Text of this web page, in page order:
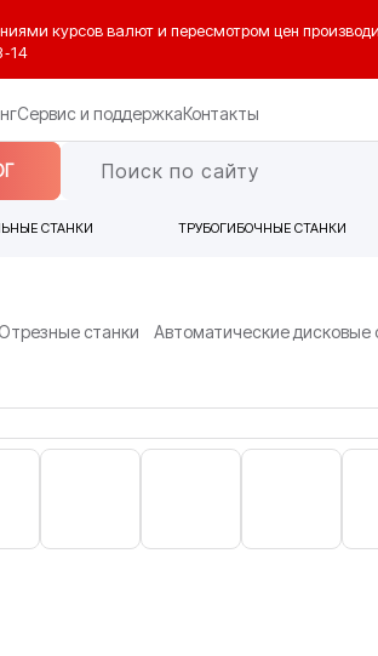
курсов валют и пересмотром цен
Сервис и поддержкаКонтакты
СТАНКИ ТРУБОГИБОЧНЫЕ СТАНКИ
Отрезные станки Автоматические дисковые